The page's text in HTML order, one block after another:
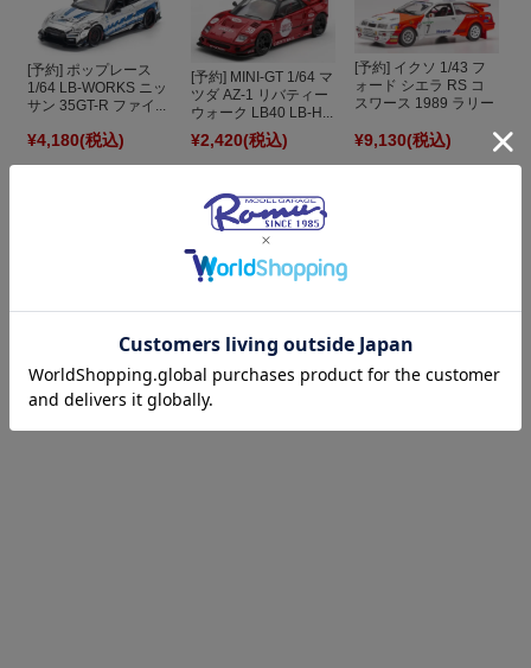
[予約] ポップレース
1/64 LB-WORKS ニッ
サン 35GT-R ファイ...
¥4,180(税込)
[予約] MINI-GT 1/64 マ
ツダ AZ-1 リバティー
ウォーク LB40 LB-H...
¥2,420(税込)
[予約] イクソ 1/43 フ
ォード シエラ RS コ
スワース 1989 ラリー
¥9,130(税込)